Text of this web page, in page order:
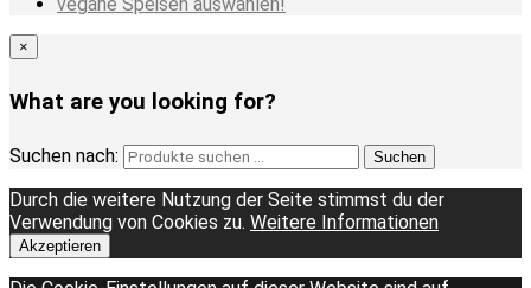
×
What are you looking for?
Suchen nach: Suchen
Durch die weitere Nutzung der Seite stimmst du der
Verwendung von Cookies zu. Weitere Informationen
Akzeptieren